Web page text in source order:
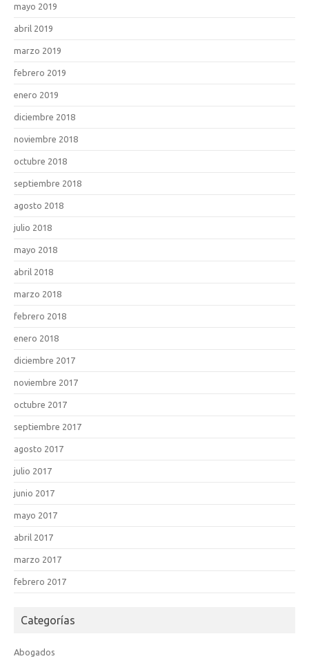
mayo 2019
abril 2019
marzo 2019
febrero 2019
enero 2019
diciembre 2018
noviembre 2018
octubre 2018
septiembre 2018
agosto 2018
julio 2018
mayo 2018
abril 2018
marzo 2018
febrero 2018
enero 2018
diciembre 2017
noviembre 2017
octubre 2017
septiembre 2017
agosto 2017
julio 2017
junio 2017
mayo 2017
abril 2017
marzo 2017
febrero 2017
Categorías
Abogados